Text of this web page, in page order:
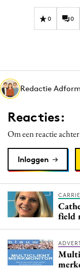
Effectiviteit
Interne communicatie
Martech
Merkstrategie
PR
Programmatic
Purpose Marketing
0 0
Redactie
Reacties:
Om een reactie
Inloggen
field